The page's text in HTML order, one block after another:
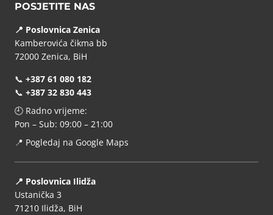
POSJETITE NAS
📍 Poslovnica Zenica
Kamberovića čikma bb
72000 Zenica, BiH
📞 +387 61 080 182
📞 +387 32 830 443
🕘 Radno vrijeme:
Pon – Sub: 09:00 – 21:00
📍 Pogledaj na Google Maps
📍 Poslovnica Ilidža
Ustanička 3
71210 Ilidža, BiH